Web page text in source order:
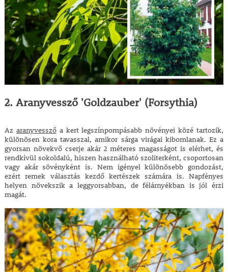
2. Aranyvessző 'Goldzauber' (Forsythia)
Az aranyvesszőa kert legszínpompásabb növényei közé tartozik,
különösen kora tavasszal, amikor sárga virágai kibomlanak. Ez a
gyorsan növekvő cserje akár 2 méteres magasságot is elérhet, és
rendkívül sokoldalú, hiszen használható szoliterként, csoportosan
vagy akár sövényként is. Nem igényel különösebb gondozást,
ezért remek választás kezdő kertészek számára is. Napfényes
helyen növekszik a leggyorsabban, de félárnyékban is jól érzi
magát.